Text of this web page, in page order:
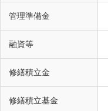
管理準備金
融資等
修繕積立金
修繕積立基金